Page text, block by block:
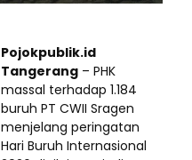
Pojokpublik.id
Tangerang – PHK
massal terhadap 1.184
buruh PT CWII Sragen
menjelang peringatan
Hari Buruh Internasional